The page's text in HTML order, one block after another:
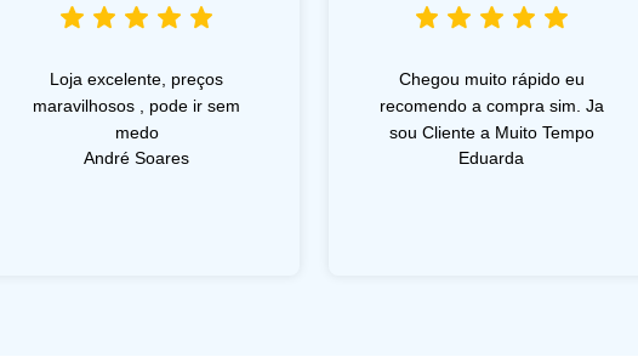
Loja excelente, preços
maravilhosos , pode ir sem
medo
André Soares
Chegou muito rápido eu
recomendo a compra sim. Ja
sou Cliente a Muito Tempo
Eduarda